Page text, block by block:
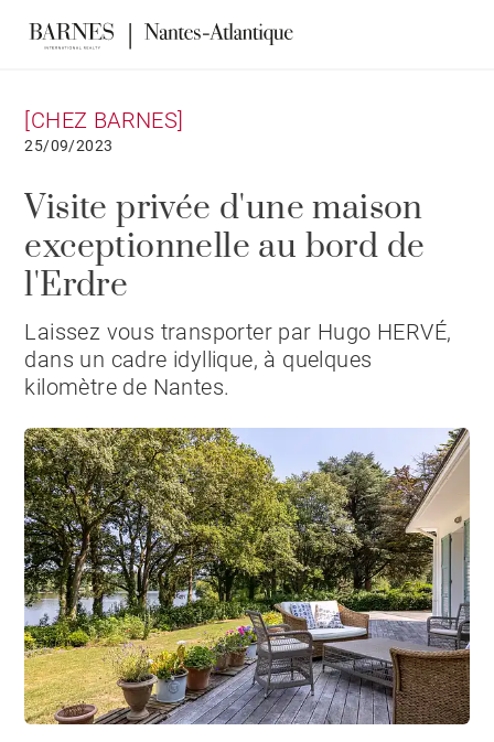
[CHEZ BARNES]
25/09/2023
Visite privée d'une maison
exceptionnelle au bord de
l'Erdre
Laissez vous transporter par Hugo HERVÉ,
dans un cadre idyllique, à quelques
kilomètre de Nantes.